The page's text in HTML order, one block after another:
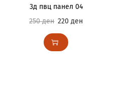
3д пвц панел 04
250ден 220ден